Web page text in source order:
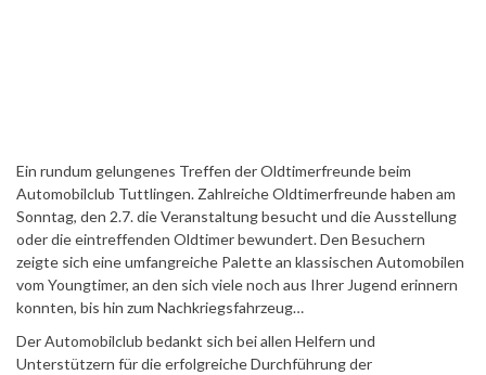
Ein rundum gelungenes Treffen der Oldtimerfreunde beim
Automobilclub Tuttlingen. Zahlreiche Oldtimerfreunde haben am
Sonntag, den 2.7. die Veranstaltung besucht und die Ausstellung
oder die eintreffenden Oldtimer bewundert. Den Besuchern
zeigte sich eine umfangreiche Palette an klassischen Automobilen
vom Youngtimer, an den sich viele noch aus Ihrer Jugend erinnern
konnten, bis hin zum Nachkriegsfahrzeug…
Der Automobilclub bedankt sich bei allen Helfern und
Unterstützern für die erfolgreiche Durchführung der